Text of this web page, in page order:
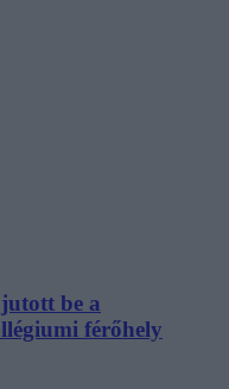
be a
férőhely